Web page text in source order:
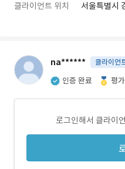
클라이언트 위치 서울특별시
na****** 클라이언
인증 완료 평
로그인해서 클라이